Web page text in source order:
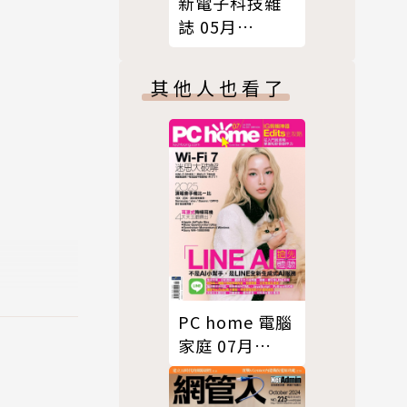
誌 05月
其他人也看了
PC home 電腦
家庭 07月
號/2025 第354
期